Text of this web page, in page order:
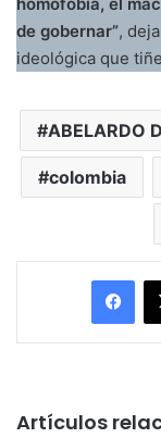
homofobia, el
de gobernar”,
ideológica que
ABELARDO
colombia
Artículos